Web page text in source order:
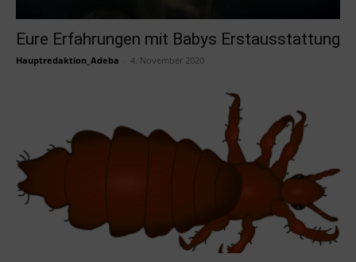
Eure Erfahrungen mit Babys Erstausstattung
Hauptredaktion_Adeba 4. November 2020